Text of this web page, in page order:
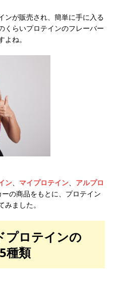
ンが販売され、簡単に手に入る
くらいプロテインのフレーバー
ね。
ン、 マイプロテイン、 アルプロ
の商品をもとに、プロテイン
ました。
プロテインの
種類